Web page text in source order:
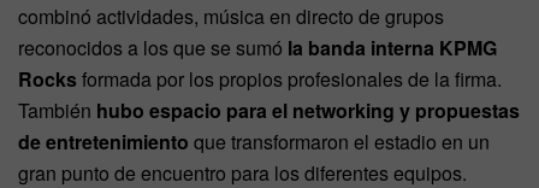
combinó actividades, música en directo de grupos
reconocidos a los que se sumó la banda interna KPMG
Rocks formada por los propios profesionales de la firma.
También hubo espacio para el networking y propuestas
de entretenimiento que transformaron el estadio en un
gran punto de encuentro para los diferentes equipos.